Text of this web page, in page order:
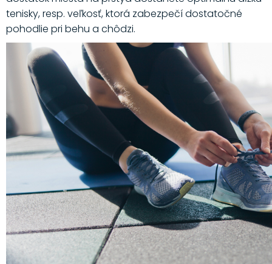
tenisky, resp. veľkosť, ktorá zabezpečí dostatočné
pohodlie pri behu a chôdzi.